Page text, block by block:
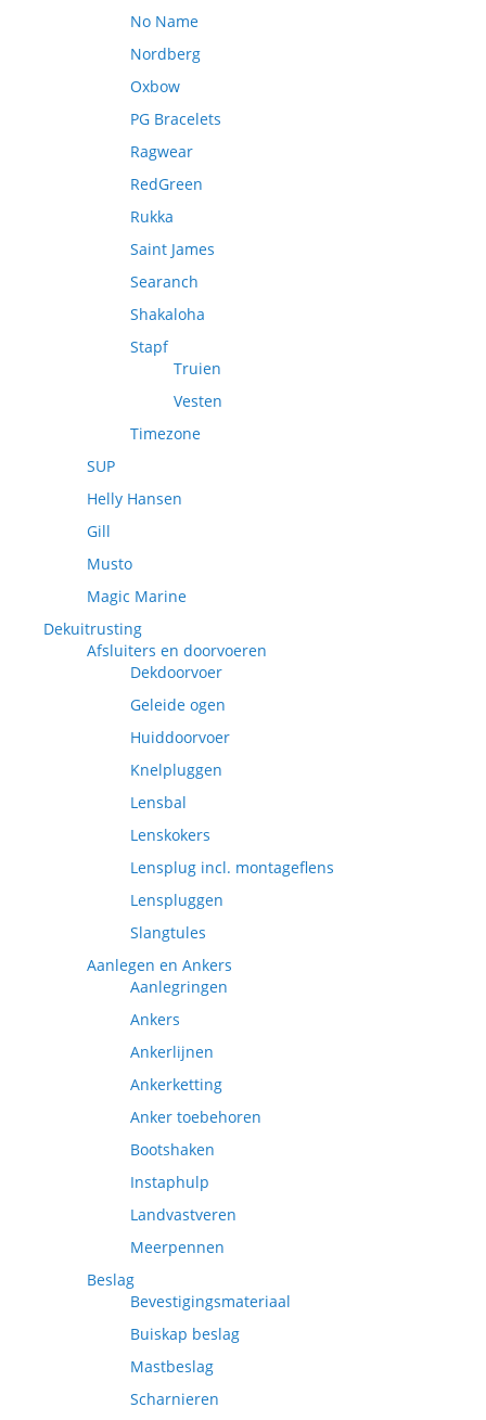
No Name
Nordberg
Oxbow
PG Bracelets
Ragwear
RedGreen
Rukka
Saint James
Searanch
Shakaloha
Stapf
Truien
Vesten
Timezone
SUP
Helly Hansen
Gill
Musto
Magic Marine
Dekuitrusting
Afsluiters en doorvoeren
Dekdoorvoer
Geleide ogen
Huiddoorvoer
Knelpluggen
Lensbal
Lenskokers
Lensplug incl. montageflens
Lenspluggen
Slangtules
Aanlegen en Ankers
Aanlegringen
Ankers
Ankerlijnen
Ankerketting
Anker toebehoren
Bootshaken
Instaphulp
Landvastveren
Meerpennen
Beslag
Bevestigingsmateriaal
Buiskap beslag
Mastbeslag
Scharnieren